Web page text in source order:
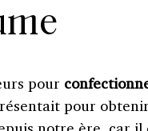
pour
pour